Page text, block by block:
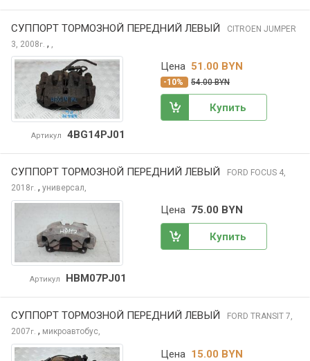
СУППОРТ ТОРМОЗНОЙ ПЕРЕДНИЙ ЛЕВЫЙ
CITROEN JUMPER
3, 2008г. ,
Артикул 4BG14PJ01
Цена 51.00 BYN
-10% 54.00 BYN
Купить
СУППОРТ ТОРМОЗНОЙ ПЕРЕДНИЙ ЛЕВЫЙ FORD FOCUS 4,
2018г. , универсал,
Артикул HBM07PJ01
Цена 75.00 BYN
Купить
СУППОРТ ТОРМОЗНОЙ ПЕРЕДНИЙ ЛЕВЫЙ FORD TRANSIT 7,
2007г. , микроавтобус,
Цена 15.00 BYN